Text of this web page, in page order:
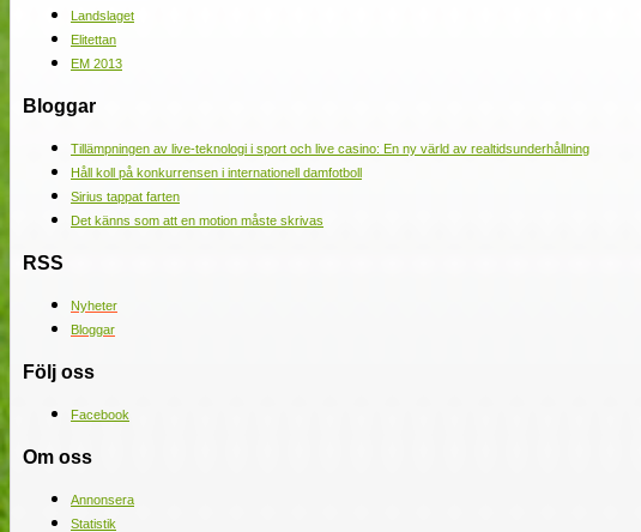
Landslaget
Elitettan
EM 2013
Bloggar
Tillämpningen av live-teknologi i sport och live casino: En ny värld av realtidsunderhållning
Håll koll på konkurrensen i internationell damfotboll
Sirius tappat farten
Det känns som att en motion måste skrivas
RSS
Nyheter
Bloggar
Följ oss
Facebook
Om oss
Annonsera
Statistik